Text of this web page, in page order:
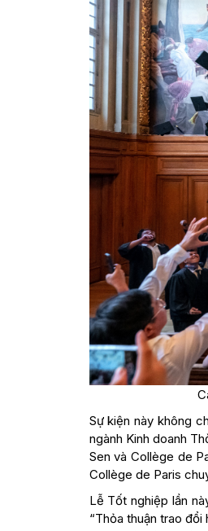
Sự kiện này không
ngành Kinh doanh
Sen và Collège de
Collège de Paris
Lễ Tốt nghiệp lần
“Thỏa thuận trao